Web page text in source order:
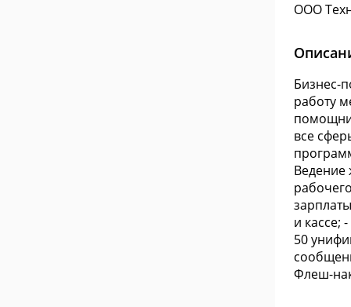
ООО
Бизнес-
работу
все
Ведение
и кассе;
50
Флеш-